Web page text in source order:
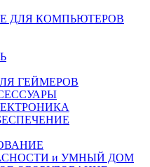
ДЛЯ КОМПЬЮТЕРОВ
ГЕЙМЕРОВ
и УМНЫЙ ДОМ